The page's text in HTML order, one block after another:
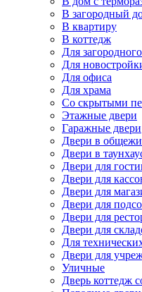
В загородный
В квартиру
В коттедж
Для
Для
Для офиса
Для храма
Со скрытыми
Этажные двери
Гаражные двери
Двери в
Двери в
Двери для
Двери для
Двери для
Двери для
Двери для
Двери для
Для
Двери для
Уличные
Дверь коттедж